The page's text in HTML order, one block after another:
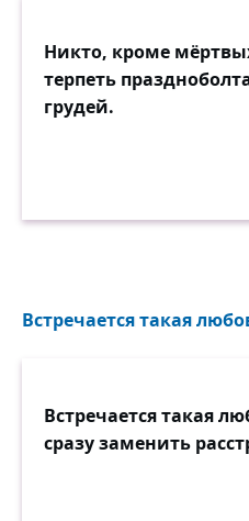
Никто, кроме
терпеть
грудей.
Встречается такая
Встречается такая
сразу заменить